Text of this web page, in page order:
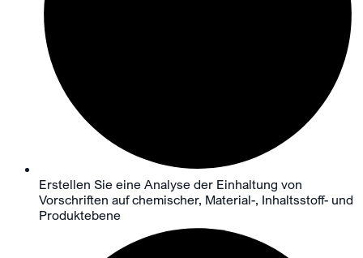
Erstellen Sie eine Analyse der Einhaltung von
Vorschriften auf chemischer, Material-, Inhaltsstoff- und
Produktebene